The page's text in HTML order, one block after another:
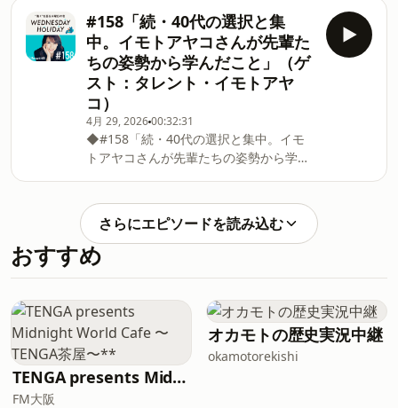
子ども目線で説明。馴染みのないMRI検
査の音を「宇宙人みたいな声」「おなら
みたいな音」と表現するなど、不安を少
しでも和らげる工夫をしているそうで
す。さらに、「手術前夜はどんな動画を
見ながら眠る？」「手術後に何を食べた
い？
方」（ゲスト：チャイルド・ライフ・ス
ペシャリスト佐々木美和）概要#159のゲ
ストは、チャイルド・ライフ・スペシャ
リストの佐々木美和さんです。チャイル
ド・ライフ・スペシャリストは、入院中
の子どもとその家族に対して心理社会的
なケアを行う専門職。不安やストレスの
多い環境のなかで、子どもが子どもらし
く過ごせる時間を守りながら、安心して
治療に向き合えるよう支えています。そ
きない」をテーマに話を伺います。病状
や治療について説明を受け、頭では理解
できても、気持ちが追いつかないことは
少なくありません。大人であっても受け
もにとってはなおさら難しい問題です。
佐々木さんは、その「理解」と「納得」
のあいだにあるズレを、無理に埋めよう
と
#158「続・40代の選択と集
中。イモトアヤコさんが先輩た
ちの姿勢から学んだこと」（ゲ
スト：タレント・イモトアヤ
コ）
4月 29, 202600:32:31
◆#158「続・40代の選択と集中。イモ
トアヤコさんが先輩たちの姿勢から学ん
続きタレントのイモトアヤコさん。今回
も「40代のやる・やらない」をテーマ
に、仕事との向き合い方をじっくりと掘
り下げていきます。最初の質問は「過去
か」。これに対して、イモトさんは「や
らない」とひと言。苦手なことを60点に
引き上げるよりも、120点を出せる分野
に時間と体力を注ぐ。そんな明確な選択
基準が語られます。また、年下スタッフ
さらにエピソードを読み込む
おすすめ
TENGA presents Midnight World Cafe 〜TENGA茶屋〜**
FM大阪
オカモトの歴史実況中継
okamotorekishi